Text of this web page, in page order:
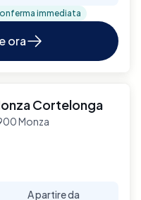
immediata
ora
Cortelonga
Monza
A partire da